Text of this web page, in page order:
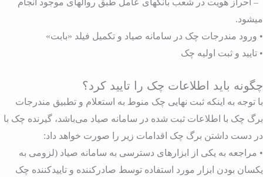
احراز هویت در شعب بانکهای عامل طبق روالهای موجود انجام
ورود مندرجات چک در سامانه صیاد و تکمیل فیلد «بابت»
تایید و ثبت اولیه چک
باید اطلاعات چک را تایید کرد؟
توجه به اینکه ثبت نهایی چک منوط به استعلام و تطبیق مندرجات
چک با اطلاعات ثبت شده در سامانه صیاد می‌باشد، گیرنده چک با
دست داشتن برگ چک اقدامات زیر را صورت خواهد داد:
مراجعه به یکی از ابزارهای دسترسی به سامانه صیاد (لزومی به
بودن ابزار مورد استفاده توسط صادرکننده و تاییدکننده چک